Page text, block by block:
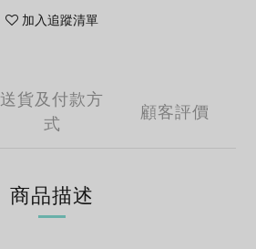
加入追蹤清單
送貨及付款方
式
顧客評價
商品描述